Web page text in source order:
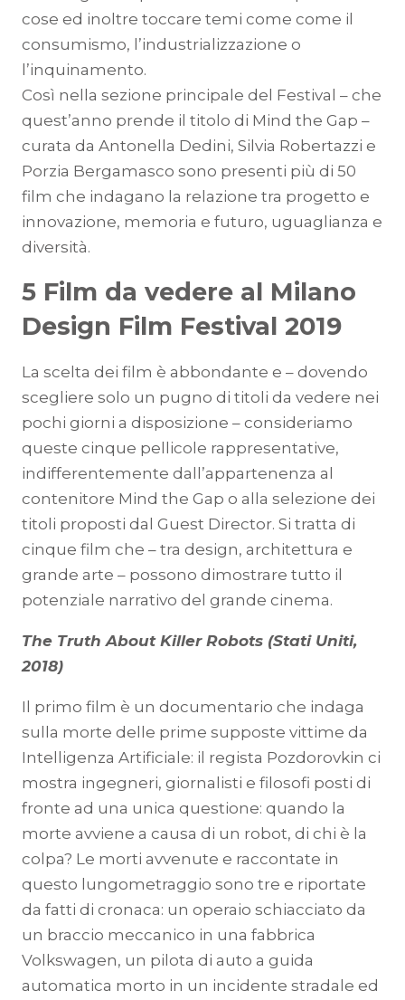
cose ed inoltre toccare temi come come il
consumismo, l’industrializzazione o
l’inquinamento.
Così nella sezione principale del Festival – che
quest’anno prende il titolo di Mind the Gap –
curata da Antonella Dedini, Silvia Robertazzi e
Porzia Bergamasco sono presenti più di 50
film che indagano la relazione tra progetto e
innovazione, memoria e futuro, uguaglianza e
diversità.
5 Film da vedere al Milano
Design Film Festival 2019
La scelta dei film è abbondante e – dovendo
scegliere solo un pugno di titoli da vedere nei
pochi giorni a disposizione – consideriamo
queste cinque pellicole rappresentative,
indifferentemente dall’appartenenza al
contenitore Mind the Gap o alla selezione dei
titoli proposti dal Guest Director. Si tratta di
cinque film che – tra design, architettura e
grande arte – possono dimostrare tutto il
potenziale narrativo del grande cinema.
The Truth About Killer Robots (Stati Uniti,
2018)
Il primo film è un documentario che indaga
sulla morte delle prime supposte vittime da
Intelligenza Artificiale: il regista Pozdorovkin ci
mostra ingegneri, giornalisti e filosofi posti di
fronte ad una unica questione: quando la
morte avviene a causa di un robot, di chi è la
colpa? Le morti avvenute e raccontate in
questo lungometraggio sono tre e riportate
da fatti di cronaca: un operaio schiacciato da
un braccio meccanico in una fabbrica
Volkswagen, un pilota di auto a guida
automatica morto in un incidente stradale ed